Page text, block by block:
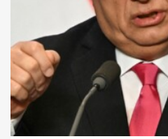
Leesett az
utakat